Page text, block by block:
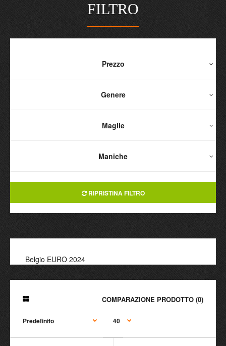
FILTRO
Prezzo
Genere
Maglie
Maniche
RIPRISTINA FILTRO
Belgio EURO 2024
COMPARAZIONE PRODOTTO (0)